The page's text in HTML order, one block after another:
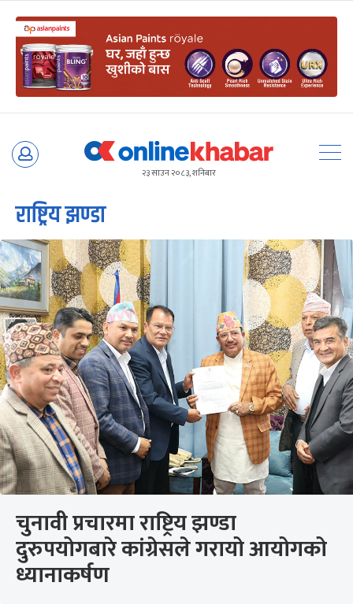
Skip
२३ साउन २०८३, शनिबार
राष्ट्रिय झण्डा
चुनावी प्रचारमा राष्ट्रिय झण्डा
दुरुपयोगबारे कांग्रेसले गरायो आयोगको
ध्यानाकर्षण